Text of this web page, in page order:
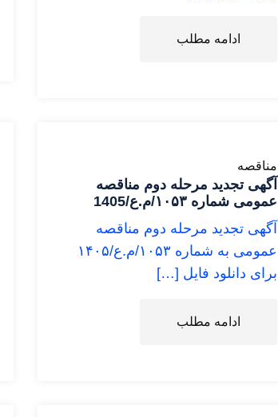
ادامه مطلب
مناقصه
آگهی تجدید مرحله دوم مناقصه
عمومی شماره ۱۰۵۳/م.ع/1405
آگهی تجدید مرحله دوم مناقصه
عمومی به شماره ۱۰۵۳/م.ع/۱۴۰۵
برای دانلود فایل […]
ادامه مطلب